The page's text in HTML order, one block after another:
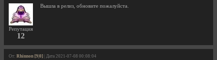
Репутация
12
Вышла в релиз, обновите пожалуйста.
От: Rhinnon [9|0] | Дата 2021-07-08 00:08:04